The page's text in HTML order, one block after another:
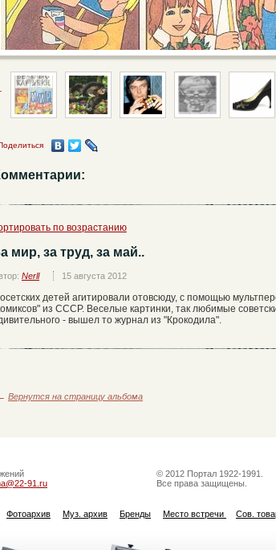
по возрастанию
мир, за труд, за май..
Nerll 15 августа 2012
детей агитировали отовсюду, с помощью
из СССР. Веселые картинки, так любимые
- вышел то журнал из "Крокодила".
Вернутся на страницу альбома
91.ru
© 2012 Портал 1922-1991.
Все права защищены.
Фотоархив Муз. архив Бренды Место встречи Сов.